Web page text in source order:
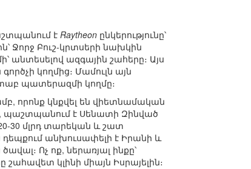
է Raytheon ընկերությունը՝
Ջորջ Բուշ-կրտսերի նախկին
ազգային շահերը։ Այս
կողմից։ Մամուլն այն
պատերազմի կողմը։
որոնք կնքվել են վիետնամական
պաշտպանում է Սենատի Զինված
30 մլրդ տարեկան և շատ
անխուսափելի է Իրանի և
Ոչ ոք, ներառյալ ինքը՝
կլինի միայն Իսրայելին։